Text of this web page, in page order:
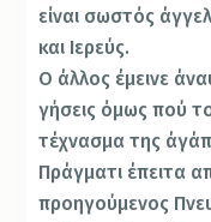
εί­ναι σωστός
και Ιερεύς.
Ο άλλος έμεινε
γήσεις όμως πού
τέχνασμα της
Πράγματι έπειτα
προηγούμενος